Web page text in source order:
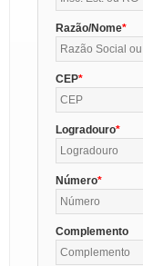
Razão/Nome
CEP
Logradouro
Número
Complemento